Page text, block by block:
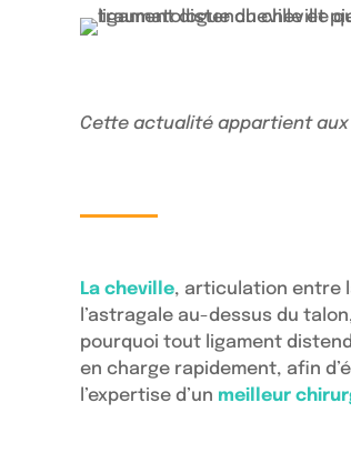
Cette actualité appartient
La cheville, articulation entre
l’astragale au-dessus du
pourquoi tout ligament
en charge rapidement, afin
l’expertise d’un meilleur